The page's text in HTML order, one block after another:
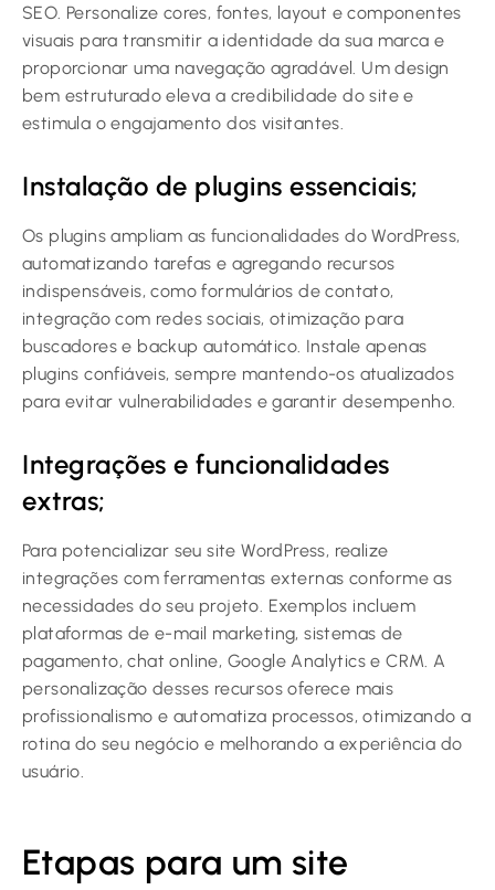
SEO. Personalize cores, fontes, layout e componentes
visuais para transmitir a identidade da sua marca e
proporcionar uma navegação agradável. Um design
bem estruturado eleva a credibilidade do site e
estimula o engajamento dos visitantes.
Instalação de plugins essenciais;
Os plugins ampliam as funcionalidades do WordPress,
automatizando tarefas e agregando recursos
indispensáveis, como formulários de contato,
integração com redes sociais, otimização para
buscadores e backup automático. Instale apenas
plugins confiáveis, sempre mantendo-os atualizados
para evitar vulnerabilidades e garantir desempenho.
Integrações e funcionalidades
extras;
Para potencializar seu site WordPress, realize
integrações com ferramentas externas conforme as
necessidades do seu projeto. Exemplos incluem
plataformas de e-mail marketing, sistemas de
pagamento, chat online, Google Analytics e CRM. A
personalização desses recursos oferece mais
profissionalismo e automatiza processos, otimizando a
rotina do seu negócio e melhorando a experiência do
usuário.
Etapas para um site